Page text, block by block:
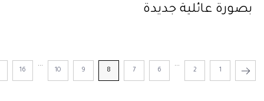
بصورة عائلية جديدة
1
2
...
6
7
8
9
10
...
16